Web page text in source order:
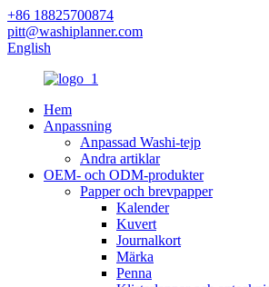
+86 18825700874
pitt@washiplanner.com
English
Hem
Anpassning
Anpassad Washi-tejp
Andra artiklar
OEM- och ODM-produkter
Papper och brevpapper
Kalender
Kuvert
Journalkort
Märka
Penna